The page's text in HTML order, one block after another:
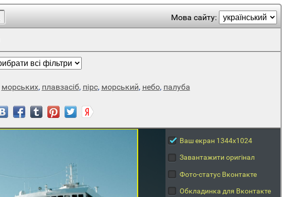
Мова сайту:
морських, плавзасіб, пірс, морський, небо, палуба
Ваш екран 1344x1024
Завантажити оригінал
Фото-статус Вконтакте
Обкладинка для Вконтакте